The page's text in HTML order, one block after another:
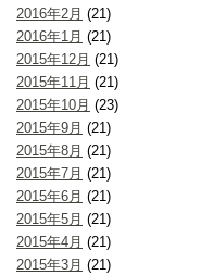
2016年2月 (21)
2016年1月 (21)
2015年12月 (21)
2015年11月 (21)
2015年10月 (23)
2015年9月 (21)
2015年8月 (21)
2015年7月 (21)
2015年6月 (21)
2015年5月 (21)
2015年4月 (21)
2015年3月 (21)